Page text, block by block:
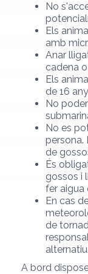
No
Els
amb
Anar
cadena
Els
de 16
No
No es
persona.
de
És
gossos i
fer aigua
En cas
de
alternatiu.
A bord